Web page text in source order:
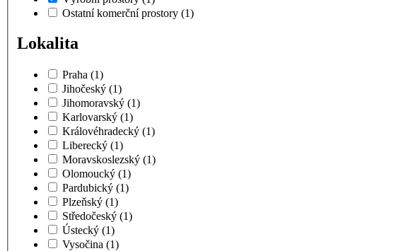
Ostatní komerční prostory (1)
Lokalita
Praha (1)
Jihočeský (1)
Jihomoravský (1)
Karlovarský (1)
Královéhradecký (1)
Liberecký (1)
Moravskoslezský (1)
Olomoucký (1)
Pardubický (1)
Plzeňský (1)
Středočeský (1)
Ústecký (1)
Vysočina (1)